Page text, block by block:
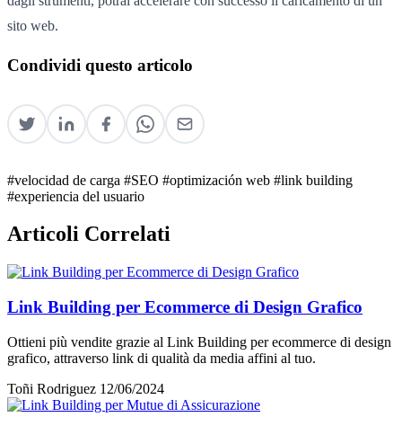
sito web.
Condividi questo articolo
#velocidad de carga #SEO #optimización web #link building
#experiencia del usuario
Articoli Correlati
Link Building per Ecommerce di Design Grafico
Ottieni più vendite grazie al Link Building per ecommerce di design
grafico, attraverso link di qualità da media affini al tuo.
Toñi Rodriguez 12/06/2024